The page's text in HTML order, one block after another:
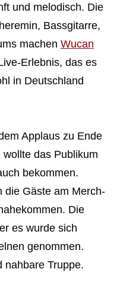
und melodisch. Die
Bassgitarre,
machen Wucan
Erlebnis, das es
in Deutschland
Applaus zu Ende
das Publikum
bekommen.
die Gäste am Merch-
Die
es wurde sich
genommen.
nahbare Truppe.